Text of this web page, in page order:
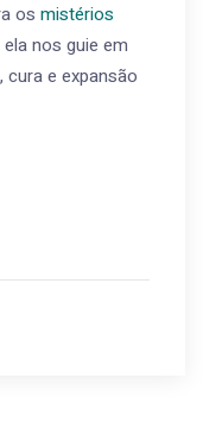
os mistérios
nos guie em
e expansão